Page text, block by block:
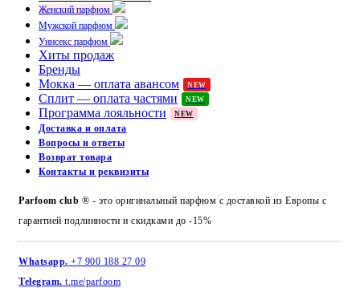
Женский парфюм
Мужской парфюм
Унисекс парфюм
Хиты продаж
Бренды
Мокка — оплата авансом
NEW
Сплит — оплата частями NEW
Программа лояльности NEW
Доставка и оплата
Вопросы и ответы
Возврат товара
Контакты и реквизиты
Parfoom club ® - это оригинальный парфюм с доставкой из Европы с
гарантией подлинности и скидками до -15%
Whatsapp. +7 900 188 27 09
Telegram. t.me/parfoom